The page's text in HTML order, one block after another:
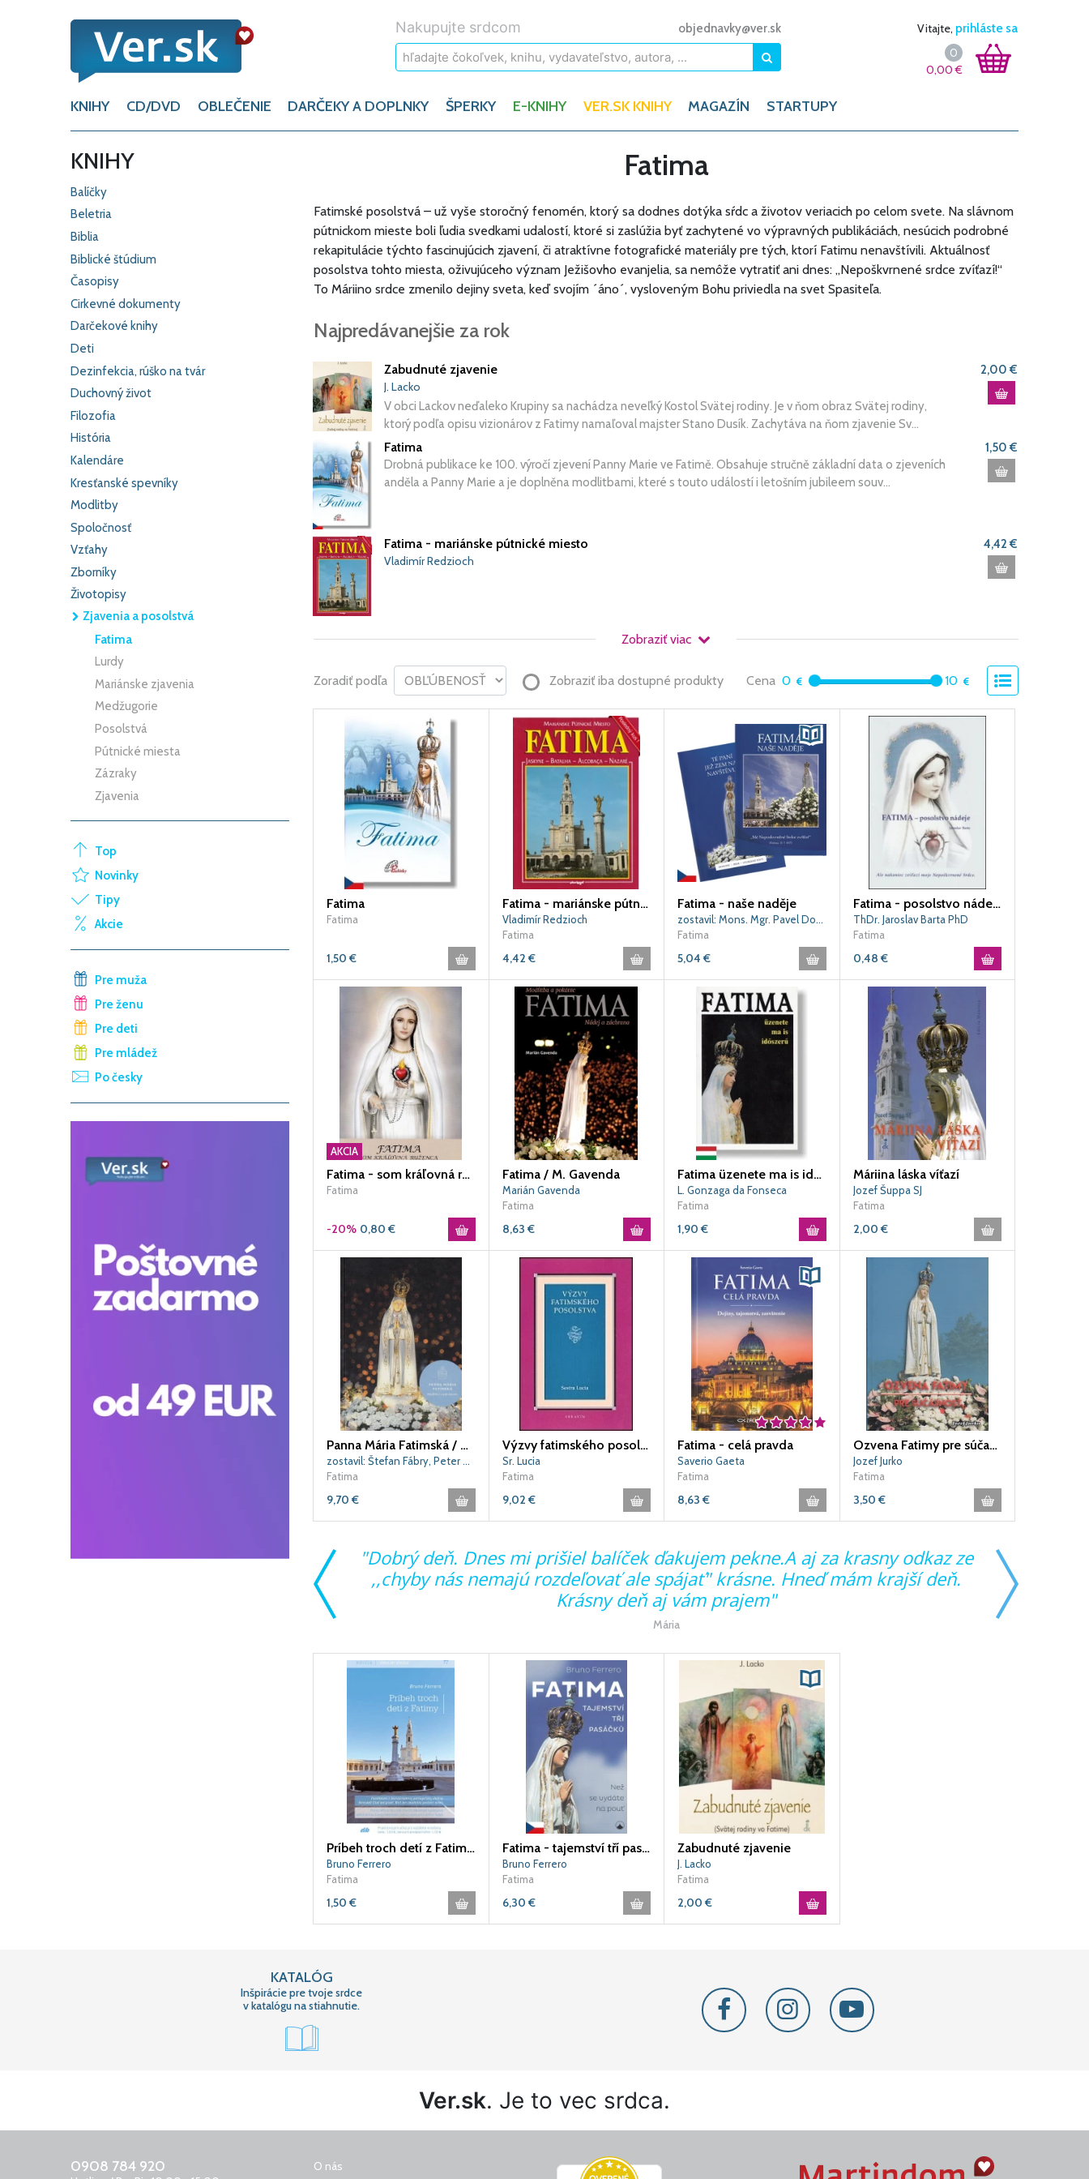
Nakupujte srdcom objednavky@ver.sk Vitajte, prihláste sa
0
0,00€
KNIHY CD/DVD OBLEČENIE DARČEKY A DOPLNKY ŠPERKY E-KNIHY VER.SK KNIHY MAGAZÍN STARTUPY
KNIHY
Balíčky
Beletria
Biblia
Biblické štúdium
Časopisy
Cirkevné dokumenty
Darčekové knihy
Deti
Dezinfekcia, rúško na tvár
Duchovný život
Filozofia
História
Kalendáre
Kresťanské spevníky
Modlitby
Spoločnosť
Vzťahy
Zborníky
Životopisy
Zjavenia a posolstvá
Fatima
Lurdy
Mariánske zjavenia
Medžugorie
Posolstvá
Pútnické miesta
Zázraky
Zjavenia
Top
Novinky
Tipy
Akcie
Pre muža
Pre ženu
Pre deti
Pre mládež
Po česky
Fatima
Fatimské posolstvá – už vyše storočný fenomén, ktorý sa dodnes dotýka sŕdc a životov veriacich po celom svete. Na slávnom
pútnickom mieste boli ľudia svedkami udalostí, ktoré si zaslúžia byť zachytené vo výpravných publikáciách, nesúcich podrobné
rekapitulácie týchto fascinujúcich zjavení, či atraktívne fotografické materiály pre tých, ktorí Fatimu nenavštívili. Aktuálnosť
posolstva tohto miesta, oživujúceho význam Ježišovho evanjelia, sa nemôže vytratiť ani dnes: „Nepoškvrnené srdce zvíťazí!“
To Máriino srdce zmenilo dejiny sveta, keď svojím ´áno´, vysloveným Bohu priviedla na svet Spasiteľa.
Najpredávanejšie za rok
Zabudnuté zjavenie
J. Lacko
V obci Lackov neďaleko Krupiny sa nachádza neveľký Kostol Svätej rodiny. Je v ňom obraz Svätej rodiny,
ktorý podľa opisu vizionárov z Fatimy namaľoval majster Stano Dusík. Zachytáva na ňom zjavenie Sv...
2,00 €
Fatima
Drobná publikace ke 100. výročí zjevení Panny Marie ve Fatimě. Obsahuje stručně základní data o zjeveních
anděla a Panny Marie a je doplněna modlitbami, které s touto událostí i letošním jubileem souv...
1,50 €
Fatima - mariánske pútnické miesto
Vladimír Redzioch
4,42 €
Zobraziť viac
Zoradiť podľa Zobraziť iba dostupné produkty Cena 0 10
Fatima
Fatima
1,50 €
Fatima - mariánske pútnické miesto
Vladimír Redzioch
Fatima
4,42 €
Fatima - naše naděje
zostavil: Mons. Mgr. Pavel Dokládal
Fatima
5,04 €
Fatima - posolstvo nádeje
ThDr. Jaroslav Barta PhD
Fatima
0,48 €
AKCIA
Fatima - som kráľovná ruženca
Fatima
-20% 0,80 €
Fatima / M. Gavenda
Marián Gavenda
Fatima
8,63 €
Fatima üzenete ma is időszerű
L. Gonzaga da Fonseca
Fatima
1,90 €
Máriina láska víťazí
Jozef Šuppa SJ
Fatima
2,00 €
Panna Mária Fatimská / SSV
zostavil: Štefan Fábry, Peter Staroštík
Fatima
9,70 €
Výzvy fatimského posolstva
Sr. Lucia
Fatima
9,02 €
Fatima - celá pravda
Saverio Gaeta
Fatima
8,63 €
Ozvena Fatimy pre súčastnosť
Jozef Jurko
Fatima
3,50 €
a promptnosť, veľmi ste ma potešili.
som už stihla poslať adresátovi. Vďaka
"Dobrý deň. Dnes mi prišiel balíček ďakujem pekne.A aj za krasny odkaz ze
,,chyby nás nemajú rozdeľovať ale spájať" krásne. Hneď mám krajší deň.
Krásny deň aj vám prajem"
Mária
"Dakujem
Príbeh troch detí z Fatimy (77)
Bruno Ferrero
Fatima
1,50 €
Fatima - tajemství tří pasáčků
Bruno Ferrero
Fatima
6,30 €
Zabudnuté zjavenie
J. Lacko
Fatima
2,00 €
KATALÓG
Inšpirácie pre tvoje srdce
v katalógu na stiahnutie.
Ver.sk. Je to vec srdca.
0908 784 920
O nás